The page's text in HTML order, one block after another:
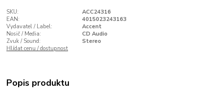
SKU:
ACC24316
EAN:
4015023243163
Vydavatel / Label:
Accent
Nosič / Media:
CD Audio
Zvuk / Sound:
Stereo
Hlídat cenu / dostupnost
Popis produktu